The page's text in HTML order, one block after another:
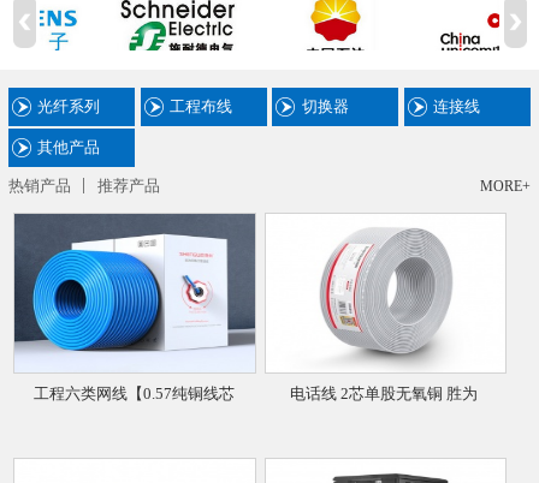
光纤系列 工程布线 切换器 连接线
其他产品
热销产品 推荐产品 MORE+
工程六类网线【0.57纯铜线芯 电话线 2芯单股无氧铜 胜为